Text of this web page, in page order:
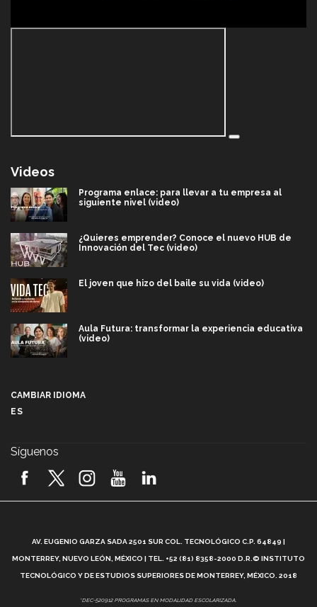
Videos
Programa enlace: para llevar a tu empresa al
siguiente nivel (video)
¿Quieres emprender? Conoce el nuevo HUB de
Innovación del Tec (video)
El joven que hizo del baile su vida (video)
Aula Futura: transformar la experiencia educativa
(video)
2026! (video)
¿Cómo es el Modelo Educativo Tec? (video)
Vida Tec: Feminismo e Inteligencia Artificial, Paola
CAMBIAR IDIOMA
ES
Síguenos
AV. EUGENIO GARZA SADA 2501 SUR COL. TECNOLÓGICO C.P. 64849 |
MONTERREY, NUEVO LEÓN, MÉXICO | TEL. +52 (81) 8358-2000 D.R.© INSTITUTO
TECNOLÓGICO Y DE ESTUDIOS SUPERIORES DE MONTERREY, MÉXICO. 2018
*DEC-520912 PROGRAMAS EN MODALIDAD ESCOLARIZADA.